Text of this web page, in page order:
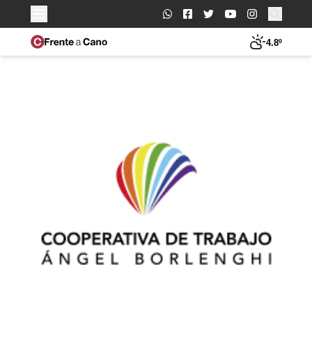
Buscar:
4.8º